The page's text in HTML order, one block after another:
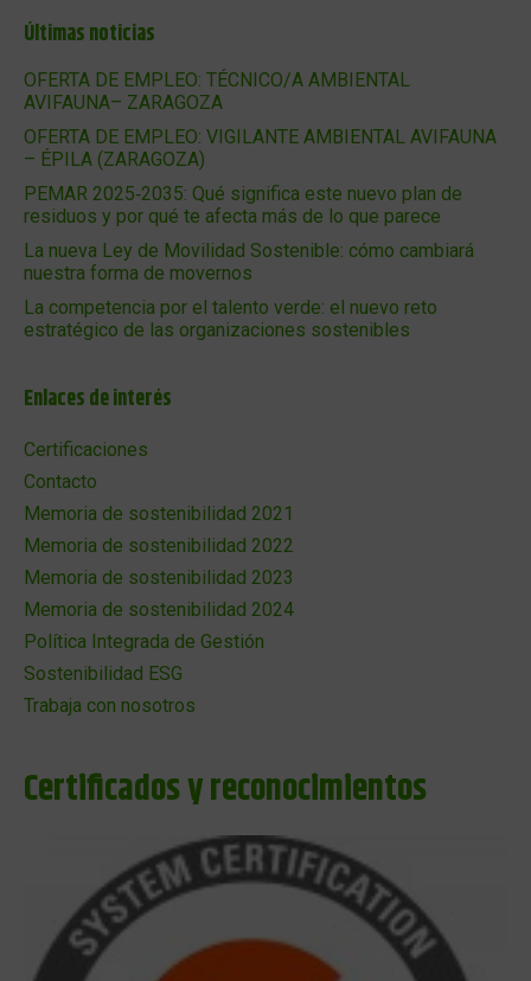
Últimas noticias
OFERTA DE EMPLEO: TÉCNICO/A AMBIENTAL
AVIFAUNA– ZARAGOZA
OFERTA DE EMPLEO: VIGILANTE AMBIENTAL AVIFAUNA
– ÉPILA (ZARAGOZA)
PEMAR 2025‑2035: Qué significa este nuevo plan de
residuos y por qué te afecta más de lo que parece
La nueva Ley de Movilidad Sostenible: cómo cambiará
nuestra forma de movernos
La competencia por el talento verde: el nuevo reto
estratégico de las organizaciones sostenibles
Enlaces de interés
Certificaciones
Contacto
Memoria de sostenibilidad 2021
Memoria de sostenibilidad 2022
Memoria de sostenibilidad 2023
Memoria de sostenibilidad 2024
Política Integrada de Gestión
Sostenibilidad ESG
Trabaja con nosotros
Certificados y reconocimientos